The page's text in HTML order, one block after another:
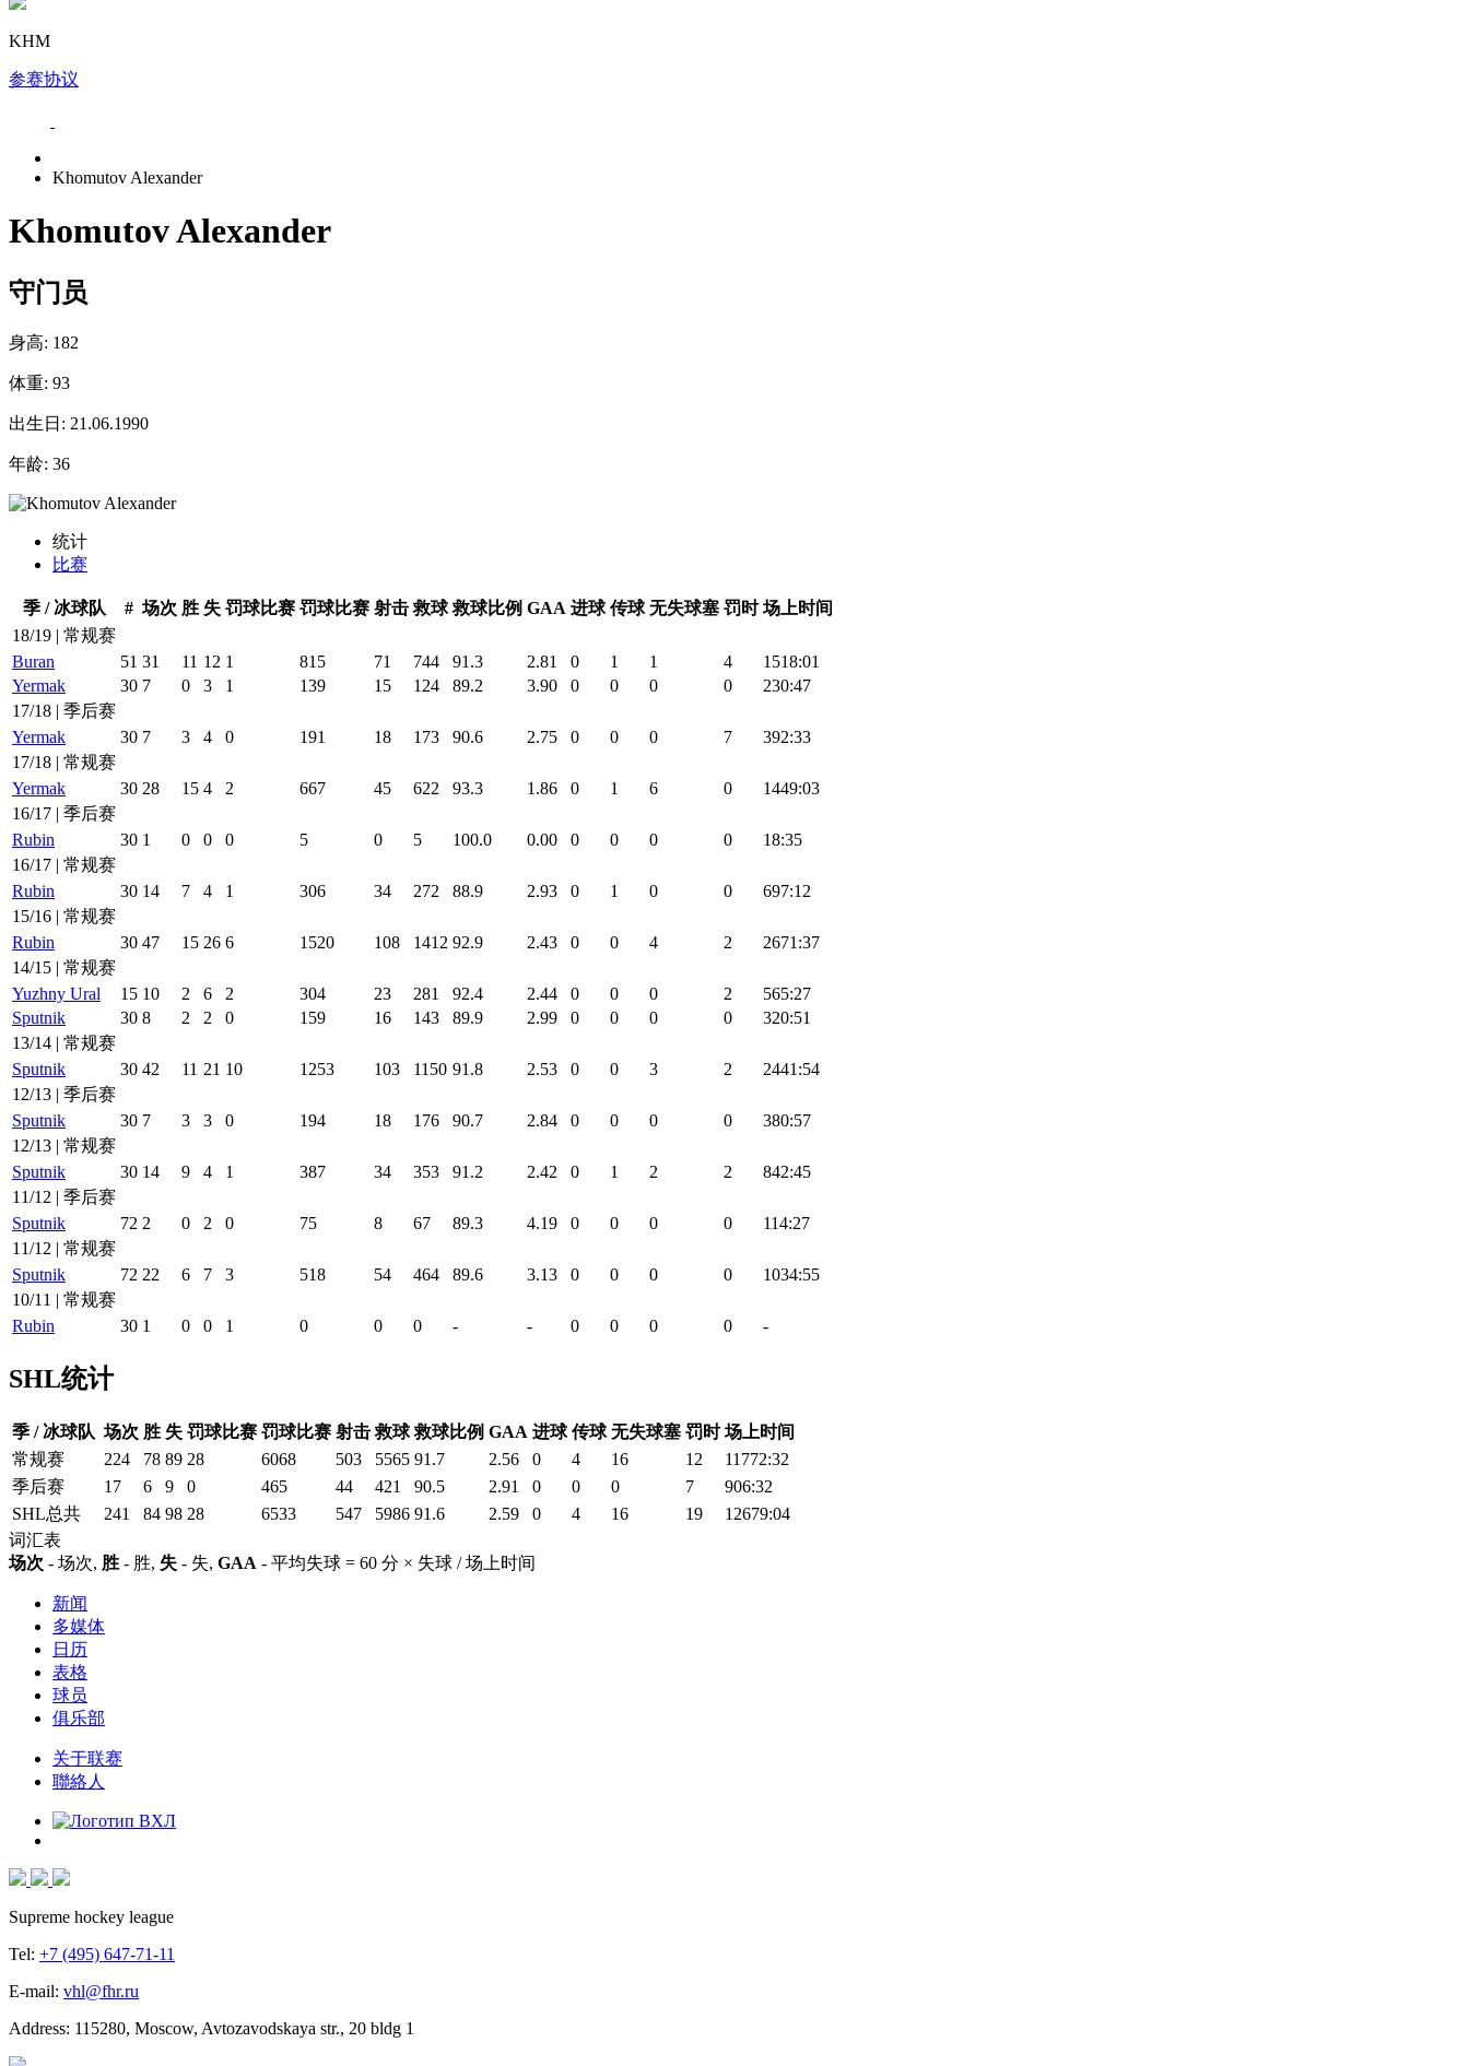
KHM
参赛协议
Khomutov Alexander
Khomutov Alexander
守门员
身高: 182
体重: 93
出生日: 21.06.1990
年龄: 36
统计
比赛
季 / 冰球队 # 场次 胜 失 罚球比赛 罚球比赛 射击 救球 救球比例 GAA 进球 传球 无失球塞 罚时 场上时间
18/19 | 常规赛
Buran
51 31 11 12 1 815 71 744 91.3 2.81 0 1 1 4
1518:01
Yermak
30 7 0 3 1 139 15 124 89.2 3.90 0 0 0 0
230:47
17/18 | 季后赛
Yermak
30 7 3 4 0 191 18 173 90.6 2.75 0 0 0 7
392:33
17/18 | 常规赛
Yermak
30 28 15 4 2 667 45 622 93.3 1.86 0 1 6 0
1449:03
16/17 | 季后赛
Rubin
30 1 0 0 0 5 0 5 100.0 0.00 0 0 0 0
18:35
16/17 | 常规赛
Rubin
30 14 7 4 1 306 34 272 88.9 2.93 0 1 0 0
697:12
15/16 | 常规赛
Rubin
30 47 15 26 6 1520 108 1412 92.9 2.43 0 0 4 2
2671:37
14/15 | 常规赛
Yuzhny Ural
15 10 2 6 2 304 23 281 92.4 2.44 0 0 0 2
565:27
Sputnik
30 8 2 2 0 159 16 143 89.9 2.99 0 0 0 0
320:51
13/14 | 常规赛
Sputnik
30 42 11 21 10 1253 103 1150 91.8 2.53 0 0 3 2
2441:54
12/13 | 季后赛
Sputnik
30 7 3 3 0 194 18 176 90.7 2.84 0 0 0 0
380:57
12/13 | 常规赛
Sputnik
30 14 9 4 1 387 34 353 91.2 2.42 0 1 2 2
842:45
11/12 | 季后赛
Sputnik
72 2 0 2 0 75 8 67 89.3 4.19 0 0 0 0
114:27
11/12 | 常规赛
Sputnik
72 22 6 7 3 518 54 464 89.6 3.13 0 0 0 0
1034:55
10/11 | 常规赛
Rubin
30 1 0 0 1 0 0 0 - - 0 0 0 0 -
SHL统计
季 / 冰球队 场次 胜 失 罚球比赛 罚球比赛 射击 救球 救球比例 GAA 进球 传球 无失球塞 罚时 场上时间
常规赛
224 78 89 28 6068 503 5565 91.7 2.56 0 4 16 12
11772:32
季后赛
17 6 9 0 465 44 421 90.5 2.91 0 0 0 7
906:32
SHL总共
241 84 98 28 6533 547 5986 91.6 2.59 0 4 16 19
12679:04
词汇表
场次 - 场次, 胜 - 胜, 失 - 失, GAA - 平均失球 = 60 分 × 失球 / 场上时间
新闻
多媒体
日历
表格
球员
俱乐部
关于联赛
聯絡人
Supreme hockey league
Tel: +7 (495) 647-71-11
E-mail: vhl@fhr.ru
Address: 115280, Moscow, Avtozavodskaya str., 20 bldg 1